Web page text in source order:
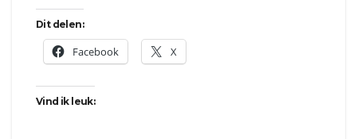
Dit delen:
Facebook X
Vind ik leuk: